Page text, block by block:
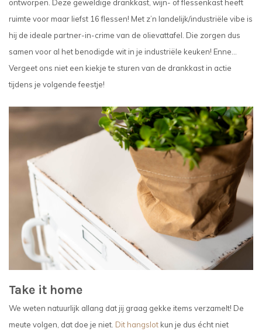
ontworpen. Deze geweldige drankkast, wijn- of flessenkast heeft
ruimte voor maar liefst 16 flessen! Met z’n landelijk/industriële vibe is
hij de ideale partner-in-crime van de olievattafel. Die zorgen dus
samen voor al het benodigde wit in je industriële keuken! Enne…
Vergeet ons niet een kiekje te sturen van de drankkast in actie
tijdens je volgende feestje!
Take it home
We weten natuurlijk allang dat jij graag gekke items verzamelt! De
meute volgen, dat doe je niet. Dit hangslot kun je dus écht niet